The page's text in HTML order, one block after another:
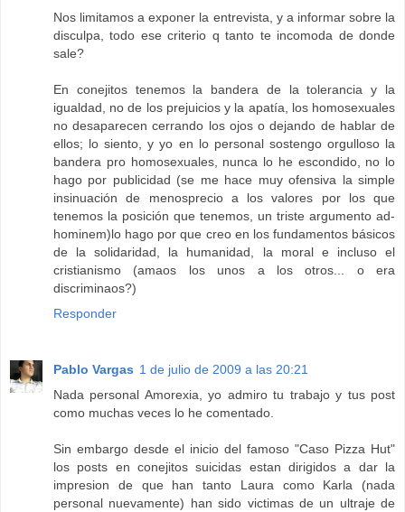
Nos limitamos a exponer la entrevista, y a informar sobre la
disculpa, todo ese criterio q tanto te incomoda de donde
sale?
En conejitos tenemos la bandera de la tolerancia y la
igualdad, no de los prejuicios y la apatía, los homosexuales
no desaparecen cerrando los ojos o dejando de hablar de
ellos; lo siento, y yo en lo personal sostengo orgulloso la
bandera pro homosexuales, nunca lo he escondido, no lo
hago por publicidad (se me hace muy ofensiva la simple
insinuación de menosprecio a los valores por los que
tenemos la posición que tenemos, un triste argumento ad-
hominem)lo hago por que creo en los fundamentos básicos
de la solidaridad, la humanidad, la moral e incluso el
cristianismo (amaos los unos a los otros... o era
discriminaos?)
Responder
Pablo Vargas 1 de julio de 2009 a las 20:21
Nada personal Amorexia, yo admiro tu trabajo y tus post
como muchas veces lo he comentado.
Sin embargo desde el inicio del famoso "Caso Pizza Hut"
los posts en conejitos suicidas estan dirigidos a dar la
impresion de que han tanto Laura como Karla (nada
personal nuevamente) han sido victimas de un ultraje de